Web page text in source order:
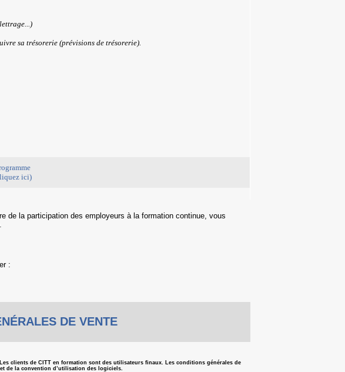
sa trésorerie (prévisions de trésorerie).
ici)
de la participation des employeurs à la formation continue, vous
:
DE VENTE
clients de CITT en formation sont des utilisateurs finaux. Les conditions générales de
de la convention d’utilisation des logiciels.